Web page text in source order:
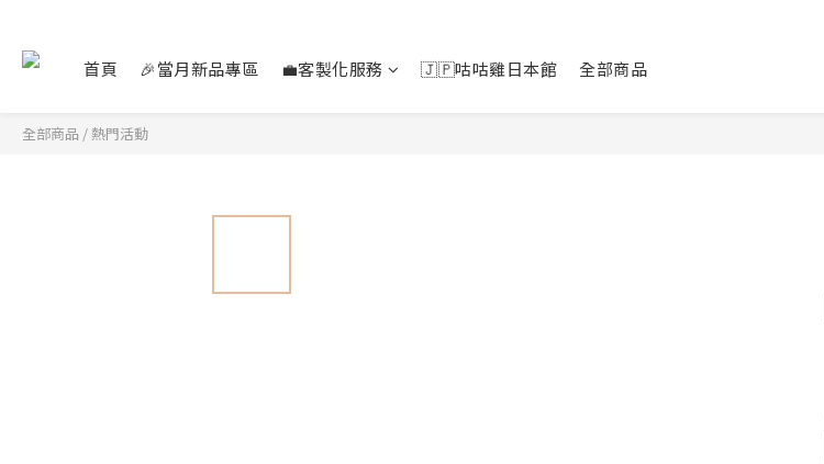
首頁 🎉當月新品專區 💼客製化服務 🇯🇵咕咕雞日本館 全部商品
全部商品 /熱門活動